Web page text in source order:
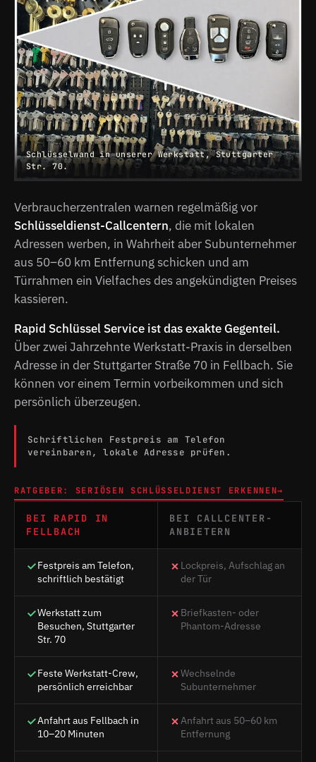
Schlüsselwand in unserer Werkstatt, Stuttgarter
Str. 70.
Verbraucherzentralen warnen regelmäßig vor
Schlüsseldienst-Callcentern, die mit lokalen
Adressen werben, in Wahrheit aber Subunternehmer
aus 50–60 km Entfernung schicken und am
Türrahmen ein Vielfaches des angekündigten Preises
kassieren.
Rapid Schlüssel Service ist das exakte Gegenteil.
Über zwei Jahrzehnte Werkstatt-Praxis in derselben
Adresse in der Stuttgarter Straße 70 in Fellbach. Sie
können vor einem Termin vorbeikommen und sich
persönlich überzeugen.
Schriftlichen Festpreis am Telefon
vereinbaren, lokale Adresse prüfen.
RATGEBER: SERIÖSEN SCHLÜSSELDIENST ERKENNEN→
BEI RAPID IN
FELLBACH
BEI CALLCENTER-
ANBIETERN
Festpreis am Telefon,
schriftlich bestätigt
Lockpreis, Aufschlag an
der Tür
Werkstatt zum
Besuchen, Stuttgarter
Str. 70
Briefkasten- oder
Phantom-Adresse
Feste Werkstatt-Crew,
persönlich erreichbar
Wechselnde
Subunternehmer
Anfahrt aus Fellbach in
10–20 Minuten
Anfahrt aus 50–60 km
Entfernung